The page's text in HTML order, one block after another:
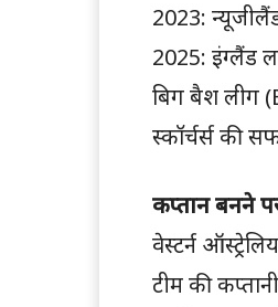
2023:
2025: इंग्लैंड
बिग बैश लीग
स्कॉर्चर्स की
कप्तान बनने
वेस्टर्न
टीम की